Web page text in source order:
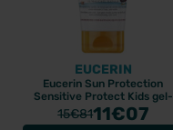
EUCERIN
Eucerin Sun Protection
Sensitive Protect Kids gel-
crème toucher sec SPF50+
200ml
15€8111€07